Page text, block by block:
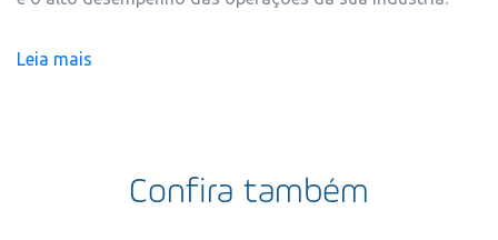
Leia mais
Confira também